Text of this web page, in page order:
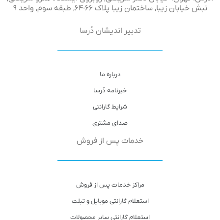
نبش خیابان زیبا, ساختمان زیبا پلاک ۶۶-۶۴, طبقه سوم, واحد ۹
تدبیر اندیشان دُرسا
درباره ما
خبرنامه دُرسا
شرایط گارانتی
صدای مشتری
خدمات پس از فروش
مراکز خدمات پس از فروش
استعلام گارانتی موبایل و تبلت
استعلام گارانتی سایر محصولات